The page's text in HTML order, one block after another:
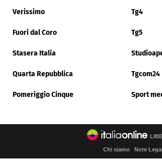
Verissimo Tg4
Fuori dal Coro Tg5
Stasera Italia
Quarta Repubblica Tgcom24
Pomeriggio Cinque Sport
Chi siamo Note